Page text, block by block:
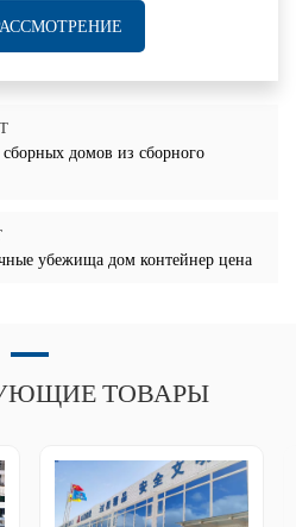
домов из сборного
убежища дом контейнер цена
ТОВАРЫ